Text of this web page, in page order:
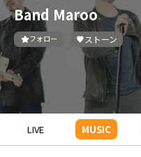
Band Maroo
フォロー ストーン
LIVE MUSIC